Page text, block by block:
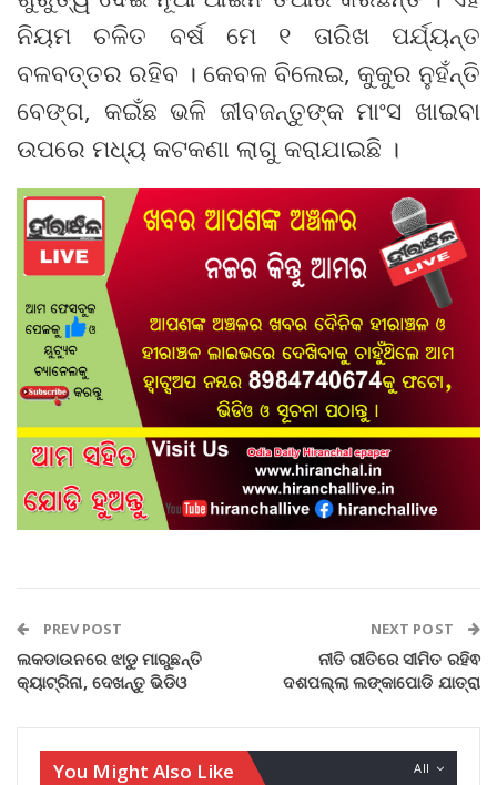
ନିୟମ ଚଳିତ ବର୍ଷ ମେ ୧ ତାରିଖ ପର୍ଯ୍ୟନ୍ତ
ବଳବତ୍ତର ରହିବ । କେବଳ ବିଲେଇ, କୁକୁର ନୁହଁନ୍ତି
ବେଙ୍ଗ, କଇଁଛ ଭଳି ଜୀବଜନ୍ତୁଙ୍କ ମାଂସ ଖାଇବା
ଉପରେ ମଧ୍ୟ କଟକଣା ଲାଗୁ କରାଯାଇଛି ।
PREV POST
ଲକଡାଉନରେ ଝାଡୁ ମାରୁଛନ୍ତି
କ୍ୟାଟ୍ରିନା, ଦେଖନ୍ତୁ ଭିଡିଓ
NEXT POST
ନୀତି ରୀତିରେ ସୀମିତ ରହିଵ
ଦଶପଲ୍ଲା ଲଙ୍କାପୋଡି ଯାତ୍ରା
All
You Might Also Like